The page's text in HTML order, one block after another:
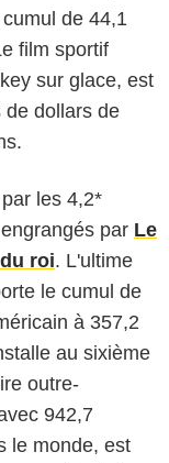
de 44,1
film sportif
sur glace, est
de dollars de
les 4,2*
par Le
roi. L'ultime
le cumul de
à 357,2
au sixième
outre-
942,7
le monde, est